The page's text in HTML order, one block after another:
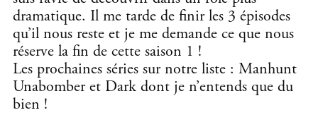
dramatique. Il me tarde de finir les 3 épisodes
qu’il nous reste et je me demande ce que nous
réserve la fin de cette saison 1 !
Les prochaines séries sur notre liste : Manhunt
Unabomber et Dark dont je n’entends que du
bien !